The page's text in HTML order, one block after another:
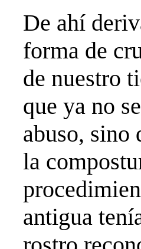
De ahí
forma de
de nuestro
que ya no
abuso, sino
la
antigua